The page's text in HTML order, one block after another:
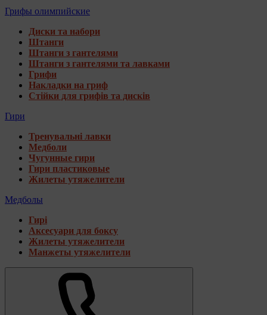
Грифы олимпийские
Диски та набори
Штанги
Штанги з гантелями
Штанги з гантелями та лавками
Грифи
Накладки на гриф
Стійки для грифів та дисків
Гири
Тренувальні лавки
Медболи
Чугунные гири
Гири пластиковые
Жилеты утяжелители
Медболы
Гирі
Аксесуари для боксу
Жилеты утяжелители
Манжеты утяжелители